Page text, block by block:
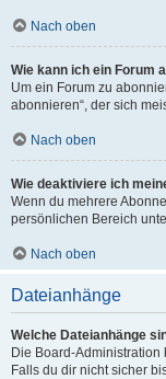
Nach oben
Wie kann ich ein Forum
Um ein Forum zu
abonnieren“, der sich
Nach oben
Wie deaktiviere ich
Wenn du mehrere
persönlichen Bereich
Nach oben
Dateianhänge
Welche Dateianhänge
Die Board-
Falls du dir nicht sicher